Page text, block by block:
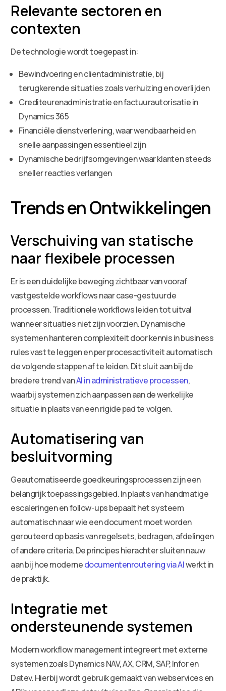
Relevante sectoren en
contexten
De technologie wordt toegepast in:
Bewindvoering en clientadministratie, bij
terugkerende situaties zoals verhuizing en overlijden
Crediteurenadministratie en factuurautorisatie in
Dynamics 365
Financiële dienstverlening, waar wendbaarheid en
snelle aanpassingen essentieel zijn
Dynamische bedrijfsomgevingen waar klanten steeds
sneller reacties verlangen
Trends en Ontwikkelingen
Verschuiving van statische
naar flexibele processen
Er is een duidelijke beweging zichtbaar van vooraf
vastgestelde workflows naar case-gestuurde
processen. Traditionele workflows leiden tot uitval
wanneer situaties niet zijn voorzien. Dynamische
systemen hanteren complexiteit door kennis in business
rules vast te leggen en per procesactiviteit automatisch
de volgende stappen af te leiden. Dit sluit aan bij de
bredere trend vanAI in administratieve processen,
waarbij systemen zich aanpassen aan de werkelijke
situatie in plaats van een rigide pad te volgen.
Automatisering van
besluitvorming
Geautomatiseerde goedkeuringsprocessen zijn een
belangrijk toepassingsgebied. In plaats van handmatige
escaleringen en follow-ups bepaalt het systeem
automatisch naar wie een document moet worden
gerouteerd op basis van regelsets, bedragen, afdelingen
of andere criteria. De principes hierachter sluiten nauw
aan bij hoe modernedocumentenroutering via AIwerkt in
de praktijk.
Integratie met
ondersteunende systemen
Modern workflow management integreert met externe
systemen zoals Dynamics NAV, AX, CRM, SAP, Infor en
Datev. Hierbij wordt gebruik gemaakt van webservices en